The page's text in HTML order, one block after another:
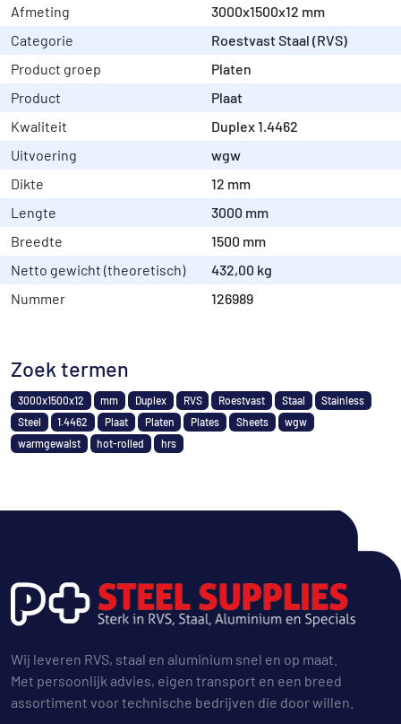
Afmeting
3000x1500x12 mm
Categorie
Roestvast Staal (RVS)
Product groep
Platen
Product
Plaat
Kwaliteit
Duplex 1.4462
Uitvoering
wgw
Dikte
12 mm
Lengte
3000 mm
Breedte
1500 mm
Netto gewicht (theoretisch)
432,00 kg
Nummer
126989
Zoek termen
3000x1500x12 mm Duplex RVS Roestvast Staal
Stainless
Steel
1.4462 Plaat Platen Plates Sheets
wgw
warmgewalst
hot-rolled hrs
Wij leveren RVS, staal en aluminium snel en op maat.
Met persoonlijk advies, eigen transport en een breed
assortiment voor technische bedrijven die door willen.